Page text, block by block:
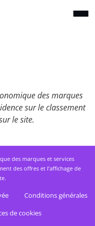
des marques
sur le classement
le site.
des marques et services
des offres et l’affichage de
Conditions générales
de cookies